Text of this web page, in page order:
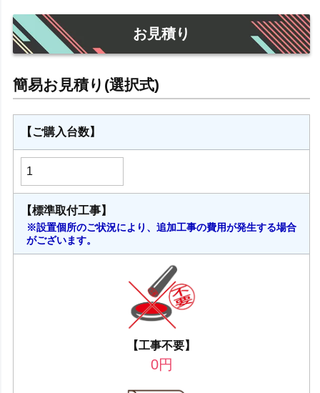
お見積り
【ご購入台数】
【標準取付工事】
※設置個所のご状況により、追加工事の費用が発生する場合
がございます。
【工事不要】
0円